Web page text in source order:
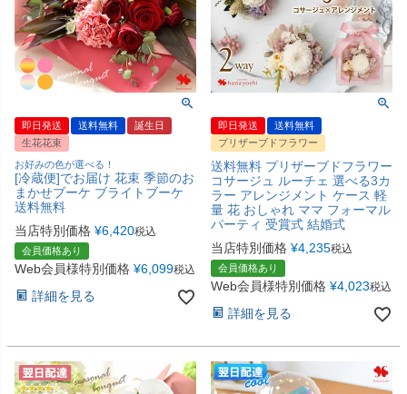
即日発送 送料無料
誕生日
生花花束
お好みの色が選べる！
[冷蔵便]でお届け 花束 季節のお
まかせブーケ ブライトブーケ
送料無料
当店特別価格 ¥6,420税込
会員価格あり
Web会員様特別価格 ¥6,099税込
詳細を見る
即日発送
送料無料
プリザーブドフラワー
送料無料 プリザーブドフラワー
コサージュ ルーチェ 選べる3カ
ラー アレンジメント ケース 軽
量 花 おしゃれ ママ フォーマル
パーティ 受賞式 結婚式
当店特別価格 ¥4,235税込
会員価格あり
Web会員様特別価格 ¥4,023税込
詳細を見る